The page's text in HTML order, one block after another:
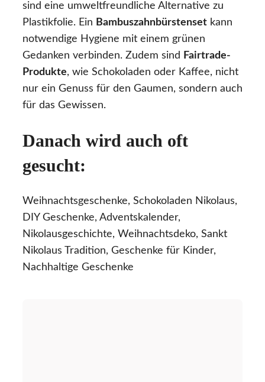
sind eine umweltfreundliche Alternative zu
Plastikfolie. Ein Bambuszahnbürstenset kann
notwendige Hygiene mit einem grünen
Gedanken verbinden. Zudem sind Fairtrade-
Produkte, wie Schokoladen oder Kaffee, nicht
nur ein Genuss für den Gaumen, sondern auch
für das Gewissen.
Danach wird auch oft
gesucht:
Weihnachtsgeschenke, Schokoladen Nikolaus,
DIY Geschenke, Adventskalender,
Nikolausgeschichte, Weihnachtsdeko, Sankt
Nikolaus Tradition, Geschenke für Kinder,
Nachhaltige Geschenke